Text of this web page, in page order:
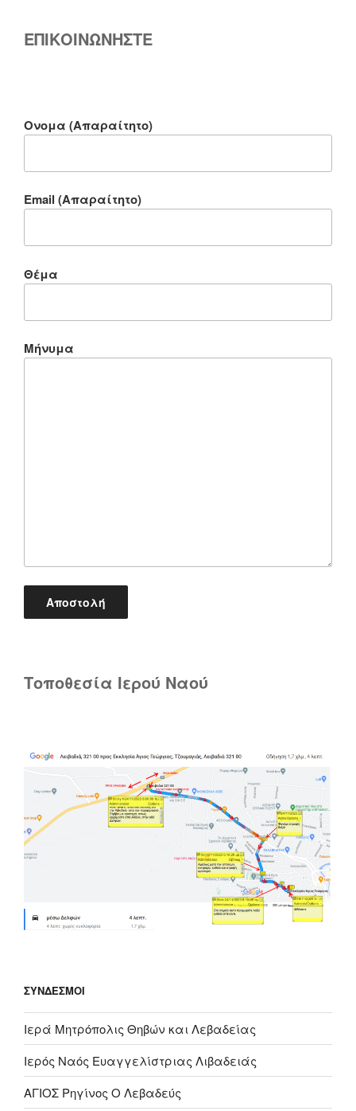
ΕΠΙΚΟΙΝΩΝΗΣΤΕ
Ονομα (Απαραίτητο)
Email (Απαραίτητο)
Θέμα
Μήνυμα
Τοποθεσία Ιερού Ναού
ΣΎΝΔΕΣΜΟΙ
Ιερά Μητρόπολις Θηβών και Λεβαδείας
Ιερός Ναός Ευαγγελίστριας Λιβαδειάς
ΑΓΙΟΣ Ρηγίνος Ο Λεβαδεύς